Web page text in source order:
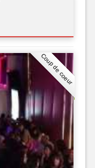
Coup de coeur